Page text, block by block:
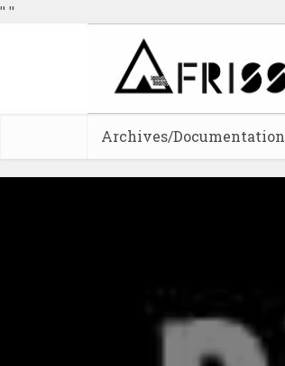
" "
Archives/Documentation